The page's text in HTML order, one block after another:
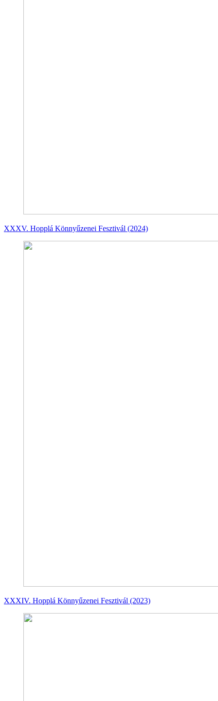
XXXV. Hopplá Könnyűzenei Fesztivál (2024)
XXXIV. Hopplá Könnyűzenei Fesztivál (2023)